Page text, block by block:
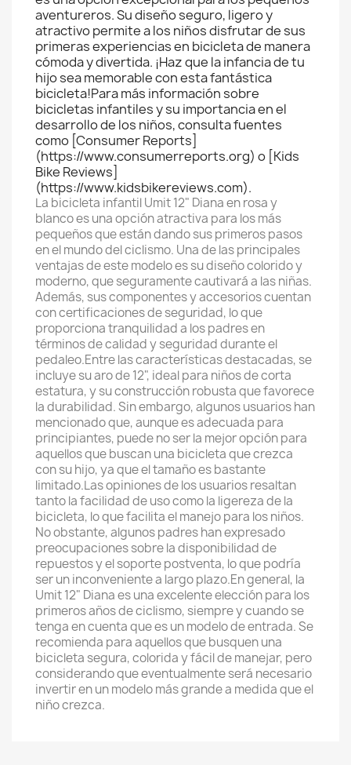
aventureros. Su diseño seguro, ligero y
atractivo permite a los niños disfrutar de sus
primeras experiencias en bicicleta de manera
cómoda y divertida. ¡Haz que la infancia de tu
hijo sea memorable con esta fantástica
bicicleta!Para más información sobre
bicicletas infantiles y su importancia en el
desarrollo de los niños, consulta fuentes
como [Consumer Reports]
(https://www.consumerreports.org) o [Kids
Bike Reviews]
(https://www.kidsbikereviews.com).
La bicicleta infantil Umit 12" Diana en rosa y
blanco es una opción atractiva para los más
pequeños que están dando sus primeros pasos
en el mundo del ciclismo. Una de las principales
ventajas de este modelo es su diseño colorido y
moderno, que seguramente cautivará a las niñas.
Además, sus componentes y accesorios cuentan
con certificaciones de seguridad, lo que
proporciona tranquilidad a los padres en
términos de calidad y seguridad durante el
pedaleo.Entre las características destacadas, se
incluye su aro de 12", ideal para niños de corta
estatura, y su construcción robusta que favorece
la durabilidad. Sin embargo, algunos usuarios han
mencionado que, aunque es adecuada para
principiantes, puede no ser la mejor opción para
aquellos que buscan una bicicleta que crezca
con su hijo, ya que el tamaño es bastante
limitado.Las opiniones de los usuarios resaltan
tanto la facilidad de uso como la ligereza de la
bicicleta, lo que facilita el manejo para los niños.
No obstante, algunos padres han expresado
preocupaciones sobre la disponibilidad de
repuestos y el soporte postventa, lo que podría
ser un inconveniente a largo plazo.En general, la
Umit 12" Diana es una excelente elección para los
primeros años de ciclismo, siempre y cuando se
tenga en cuenta que es un modelo de entrada. Se
recomienda para aquellos que busquen una
bicicleta segura, colorida y fácil de manejar, pero
considerando que eventualmente será necesario
invertir en un modelo más grande a medida que el
niño crezca.